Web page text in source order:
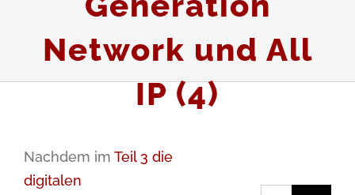
Network und All
IP (4)
Nachdem im Teil 3 die
digitalen